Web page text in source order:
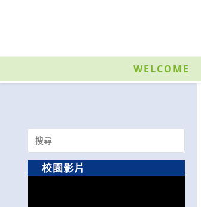
內
WELCOME
Search
for:
校園影片